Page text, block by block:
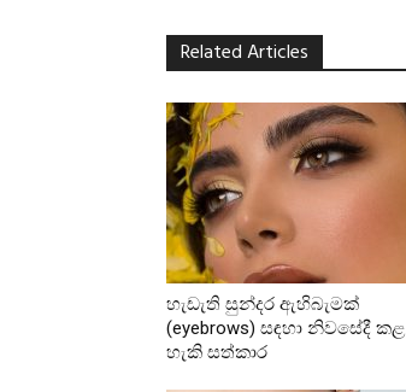
Related Articles
හැඩැති සුන්දර ඇහිබැමක්
(eyebrows) සඳහා නිවසේදී කළ
හැකි සත්කාර